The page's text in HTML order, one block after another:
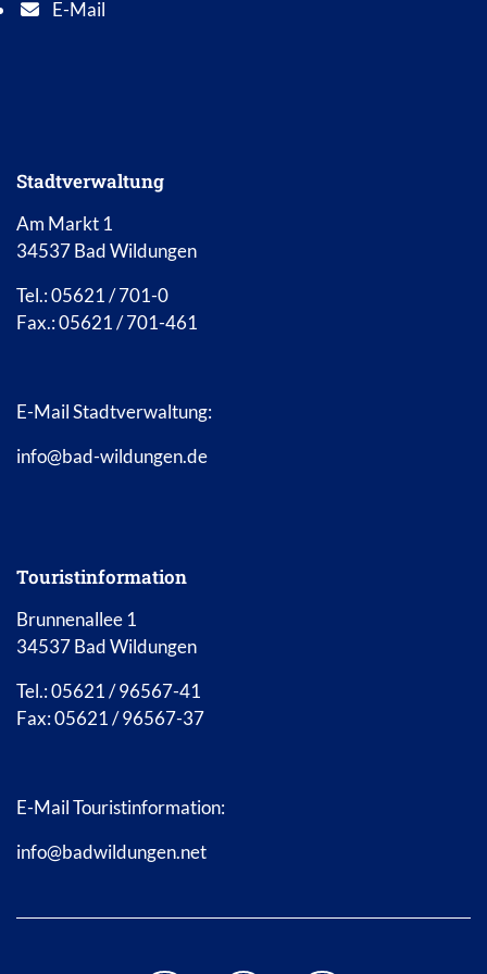
E-Mail
E-Mail Adresse: info@bad-wildungen.de
Stadtverwaltung
Am Markt 1
34537 Bad Wildungen
Tel.: 05621 / 701-0
Fax.: 05621 / 701-461
E-Mail Stadtverwaltung:
info@bad-wildungen.de
Touristinformation
Brunnenallee 1
34537 Bad Wildungen
Tel.: 05621 / 96567-41
Fax: 05621 / 96567-37
E-Mail Touristinformation:
info@badwildungen.net